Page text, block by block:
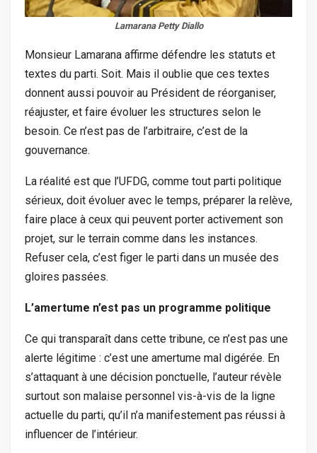
Lamarana Petty Diallo
Monsieur Lamarana affirme défendre les statuts et
textes du parti. Soit. Mais il oublie que ces textes
donnent aussi pouvoir au Président de réorganiser,
réajuster, et faire évoluer les structures selon le
besoin. Ce n’est pas de l’arbitraire, c’est de la
gouvernance.
La réalité est que l’UFDG, comme tout parti politique
sérieux, doit évoluer avec le temps, préparer la relève,
faire place à ceux qui peuvent porter activement son
projet, sur le terrain comme dans les instances.
Refuser cela, c’est figer le parti dans un musée des
gloires passées.
L’amertume n’est pas un programme politique
Ce qui transparaît dans cette tribune, ce n’est pas une
alerte légitime : c’est une amertume mal digérée. En
s’attaquant à une décision ponctuelle, l’auteur révèle
surtout son malaise personnel vis-à-vis de la ligne
actuelle du parti, qu’il n’a manifestement pas réussi à
influencer de l’intérieur.